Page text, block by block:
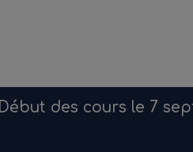
Début des cours le 7